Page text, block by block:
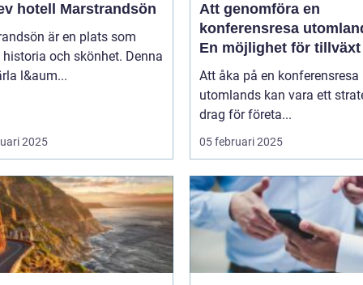
hotell Marstrandsön
är en plats som
och skönhet. Denna
l&aum...
2025
Att genomföra en
konferensresa
En möjlighet för
samarbete
Att åka på en konferensresa
utomlands kan vara ett
drag för företa...
05 februari 2025